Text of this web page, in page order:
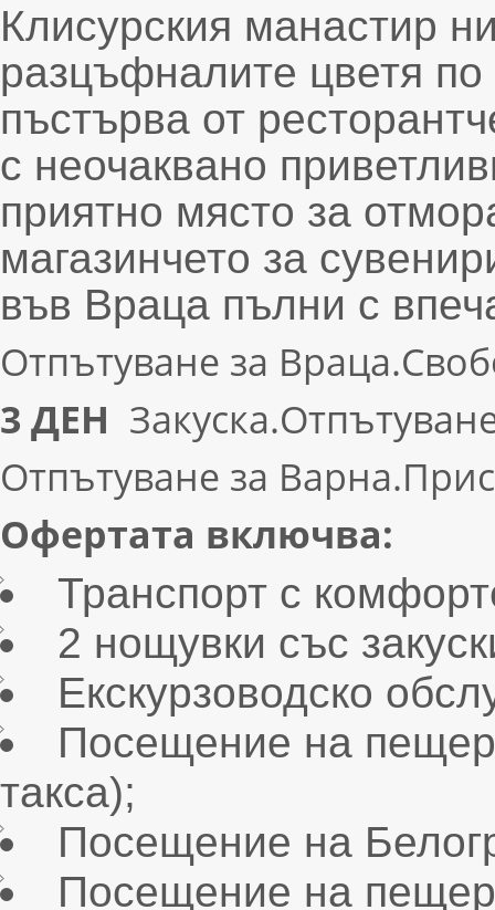
Клисурския манастир
разцъфналите цветя
пъстърва от
с неочаквано
приятно място за
магазинчето за
във Враца пълни с
Отпътуване за
3 ДЕН
Отпътуване за
Офертата включва:
Транспорт с
2 нощувки със
Екскурзоводско
Посещение на
такса);
Посещение на
Посещение на